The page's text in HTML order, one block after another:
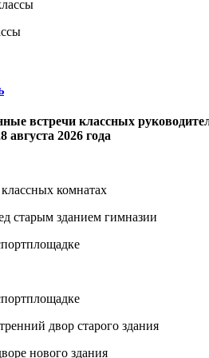
встречи классных
августа 2026 года
комнатах
старым зданием гимназии
двор старого здания
нового здания